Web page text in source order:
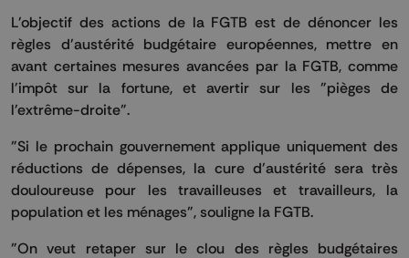
L'objectif des actions de la FGTB est de dénoncer les
règles d'austérité budgétaire européennes, mettre en
avant certaines mesures avancées par la FGTB, comme
l'impôt sur la fortune, et avertir sur les "pièges de
l'extrême-droite".
"Si le prochain gouvernement applique uniquement des
réductions de dépenses, la cure d'austérité sera très
douloureuse pour les travailleuses et travailleurs, la
population et les ménages", souligne la FGTB.
"On veut retaper sur le clou des règles budgétaires